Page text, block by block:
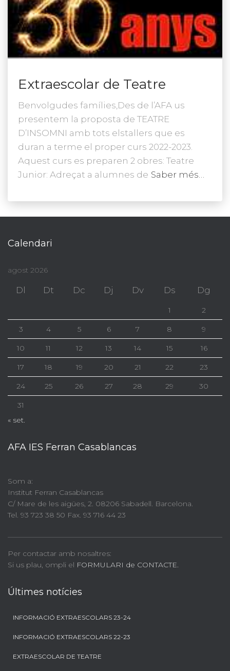
Extraescolar de Teatre
Benvolgudes famílies,Des de l’AFA us
presentem la proposta de TEATRE
D’INSOMNI amb tots elstallers que es
duran a terme el proper curs 2022-2023.
Aquest curs es preparen 2 obres: Teatre
Junior: Adreçat a alumnes de Saber més…
Calendari
agost 2026
Dl Dt Dc Dj Dv Ds Dg
1 2
3 4 5 6 7 8 9
10 11 12 13 14 15 16
17 18 19 20 21 22 23
24 25 26 27 28 29 30
31
« set.
AFA IES Ferran Casablancas
Som a:
Institut Ferran Casablancas
C/ Mare de les aigües, 2. 08206 Sabadell. Barcelona.
Tel. 93 723 38 50 Fax. 93 716 44 23
Per contactar amb nosaltres:
Si us plau, ompli el FORMULARI de CONTACTE.
Últimes notícies
INFORMACIÓ EXTRAESCOLARS 23-24
INFORMACIÓ EXTRAESCOLARS 22-23
EXTRAESCOLAR DE TEATRE